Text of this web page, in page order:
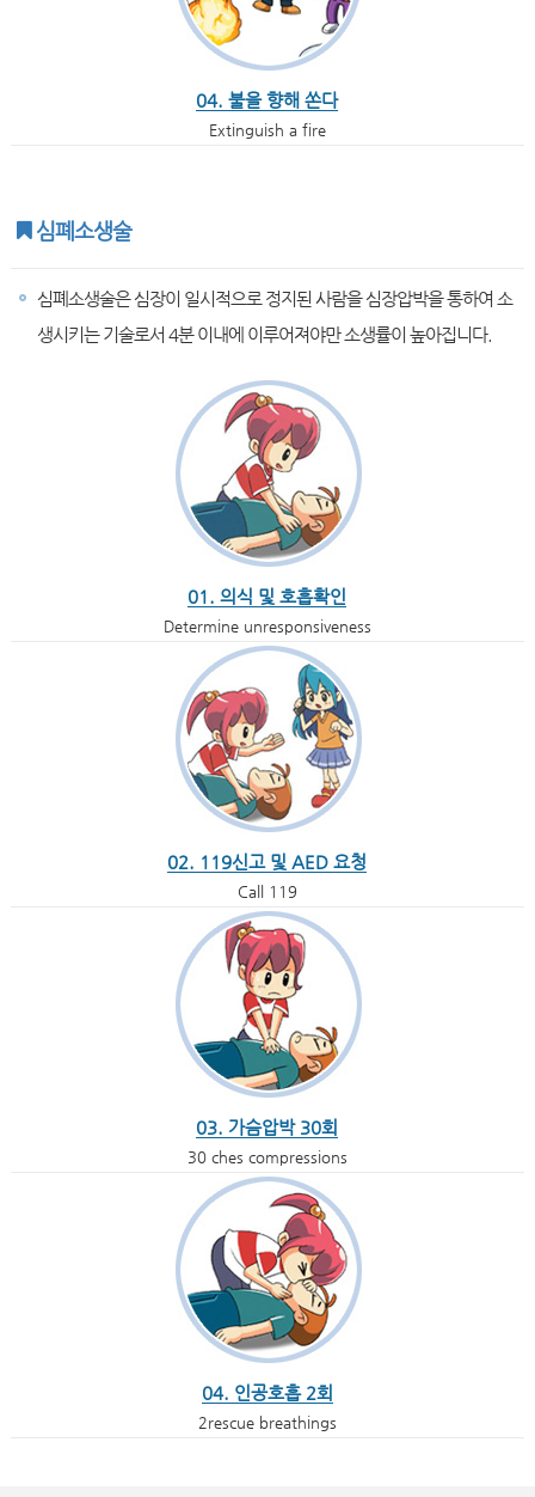
04. 불을 향해 쏜다
Extinguish a fire
심폐소생술
심폐소생술은 심장이 일시적으로 정지된 사람을 심장압박을 통하여 소
생시키는 기술로서 4분 이내에 이루어져야만 소생률이 높아집니다.
01. 의식 및 호흡확인
Determine unresponsiveness
02. 119신고 및 AED 요청
Call 119
03. 가슴압박 30회
30 ches compressions
04. 인공호흡 2회
2rescue breathings